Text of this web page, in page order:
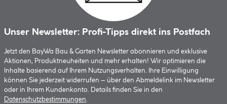
Unser Newsletter: Profi-Tipps direkt ins Postfach
Jetzt den BayWa Bau & Garten Newsletter abonnieren und exklusive
Aktionen, Produktneuheiten und mehr erhalten! Wir optimieren die
Inhalte basierend auf Ihrem Nutzungsverhalten. Ihre Einwilligung
können Sie jederzeit widerrufen – über den Abmeldelink im Newsletter
oder in Ihrem Kundenkonto. Details finden Sie in den
Datenschutzbestimmungen.